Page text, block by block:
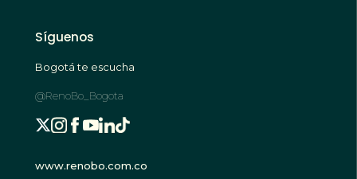
Síguenos
Bogotá te escucha
@RenoBo_Bogota
www.renobo.com.co